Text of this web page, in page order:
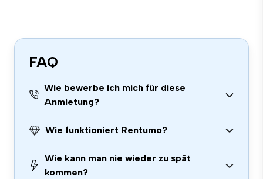
FAQ
Wie bewerbe ich mich für diese
Anmietung?
Wie funktioniert Rentumo?
Wie kann man nie wieder zu spät
kommen?